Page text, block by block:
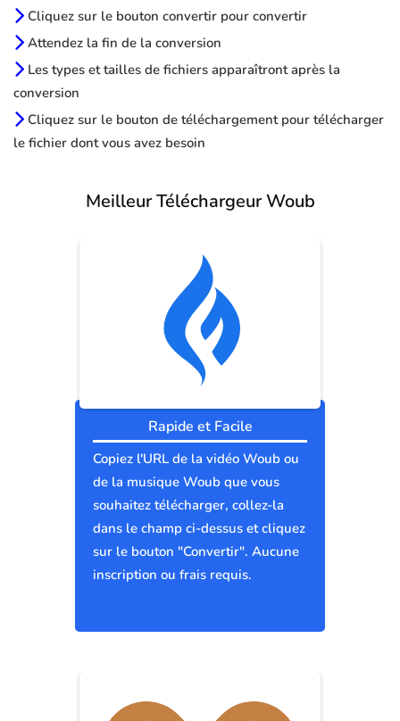
Cliquez sur le bouton convertir pour convertir
Attendez la fin de la conversion
Les types et tailles de fichiers apparaîtront après la
conversion
Cliquez sur le bouton de téléchargement pour télécharger
le fichier dont vous avez besoin
Meilleur Téléchargeur Woub
Rapide et Facile
Copiez l'URL de la vidéo Woub ou
de la musique Woub que vous
souhaitez télécharger, collez-la
dans le champ ci-dessus et cliquez
sur le bouton "Convertir". Aucune
inscription ou frais requis.